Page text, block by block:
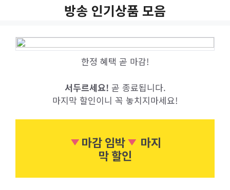
방송 인기상품 모음
한정 혜택 곧 마감!
서두르세요! 곧 종료됩니다.
마지막 할인이니 꼭 놓치지마세요!
마감 임박
마지
막 할인